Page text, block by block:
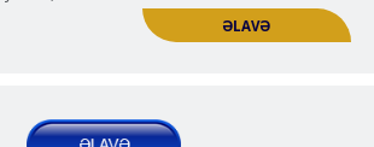
Nəşrlər | Məqalələr